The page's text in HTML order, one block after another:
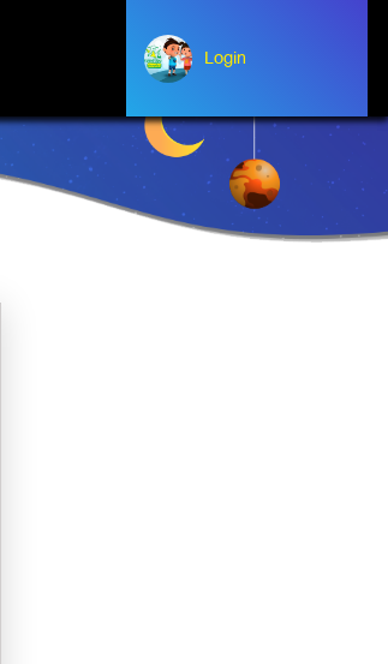
Login
Albert Einstein